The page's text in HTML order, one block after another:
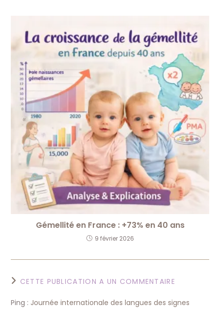
Gémellité en France : +73% en 40 ans
9 février 2026
CETTE PUBLICATION A UN COMMENTAIRE
Ping : Journée internationale des langues des signes